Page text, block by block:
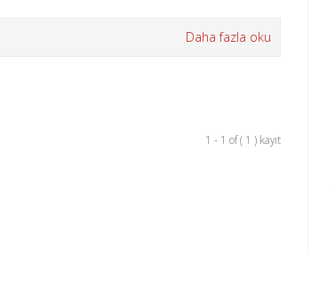
Daha fazla oku
1 - 1 of ( 1 ) kayıt